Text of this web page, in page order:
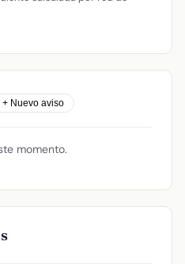
+ Nuevo aviso
momento.